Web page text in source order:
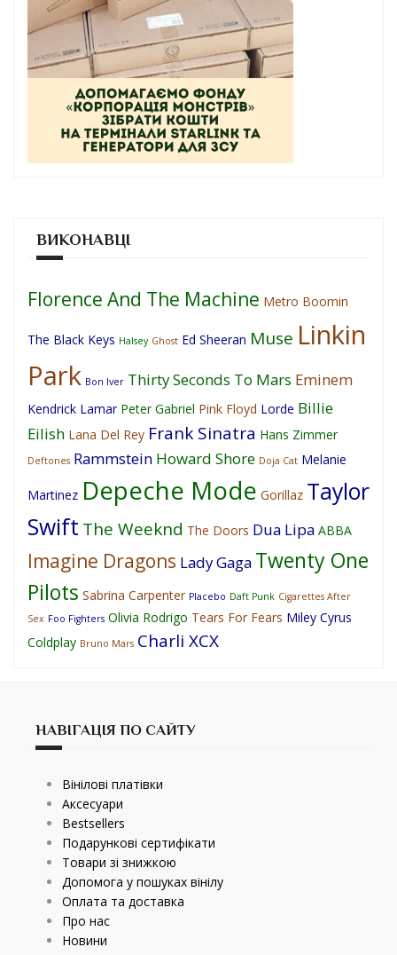
ВИКОНАВЦІ
Florence And The Machine Metro Boomin
The Black Keys Halsey Ghost Ed Sheeran Muse Linkin
Park Bon Iver Thirty Seconds To Mars Eminem
Kendrick Lamar Peter Gabriel Pink Floyd Lorde Billie
Eilish Lana Del Rey Frank Sinatra Hans Zimmer
Deftones Rammstein Howard Shore Doja Cat Melanie
Martinez Depeche Mode Gorillaz Taylor
Swift The Weeknd The Doors Dua Lipa ABBA
Imagine Dragons Lady Gaga Twenty One
Pilots Sabrina Carpenter Placebo Daft Punk Cigarettes After
Sex Foo Fighters Olivia Rodrigo Tears For Fears Miley Cyrus
Coldplay Bruno Mars Charli XCX
НАВІГАЦІЯ ПО САЙТУ
Вінілові платівки
Аксесуари
Bestsellers
Подарункові сертифікати
Товари зі знижкою
Допомога у пошуках вінілу
Оплата та доставка
Про нас
Новини